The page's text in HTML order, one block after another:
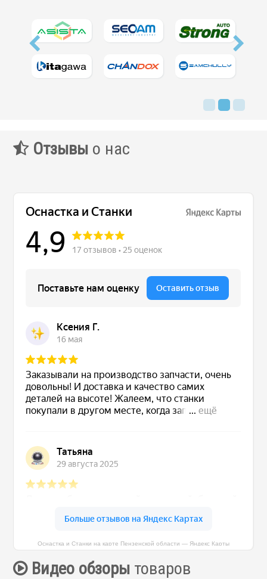
Ротационные соединения
Ротационные соединения для воды
Ротационные соединения для воздуха
Ротационные соединения для масла
Сервис станков
Сервисное обслуживание станков
Диагностика неисправностей станков
Выполненные проекты
Логистика
Контакты
Отзывы о нас
Оснастка и Станки на карте Пензенской области — Яндекс Карты
Видео обзоры товаров